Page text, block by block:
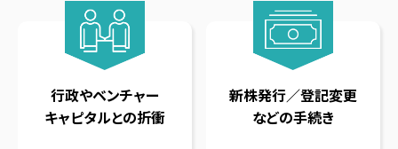
行政やベンチャー
キャピタルとの折衝
新株発行／登記変更
などの手続き